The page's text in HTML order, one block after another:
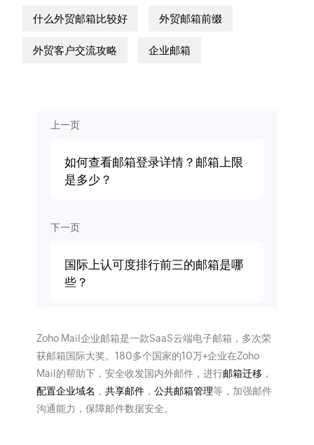
什么外贸邮箱比较好 外贸邮箱前缀
外贸客户交流攻略 企业邮箱
上一页
如何查看邮箱登录详情？邮箱上限
是多少？
下一页
国际上认可度排行前三的邮箱是哪
些？
Zoho Mail企业邮箱是一款SaaS云端电子邮箱，多次荣
获邮箱国际大奖。180多个国家的10万+企业在Zoho
Mail的帮助下，安全收发国内外邮件，进行邮箱迁移 ，
配置企业域名 ， 共享邮件， 公共邮箱管理等，加强邮件
沟通能力，保障邮件数据安全。